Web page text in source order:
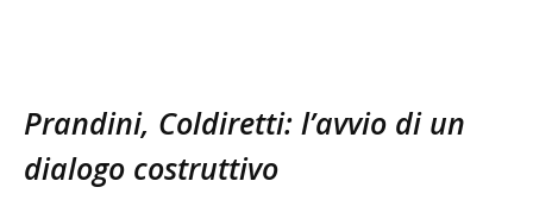
Prandini, Coldiretti: l’avvio di un
dialogo costruttivo